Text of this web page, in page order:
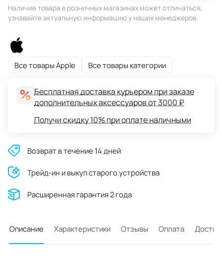
Наличие товара в розничных магазинах может отличаться,
узнавайте актуальную информацию у наших менеджеров.
Все товары Apple Все товары категории
Бесплатная доставка курьером при заказе
дополнительных аксессуаров от 3000 ₽
Получи скидку 10% при оплате наличными
Возврат в течение 14 дней
Трейд-ин и выкуп старого устройства
Расширенная гарантия 2 года
Описание Характеристики Отзывы Оплата